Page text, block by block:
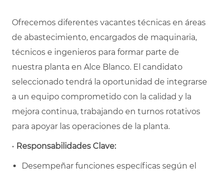
Ofrecemos diferentes vacantes técnicas en áreas
de abastecimiento, encargados de maquinaria,
técnicos e ingenieros para formar parte de
nuestra planta en Alce Blanco. El candidato
seleccionado tendrá la oportunidad de integrarse
a un equipo comprometido con la calidad y la
mejora continua, trabajando en turnos rotativos
para apoyar las operaciones de la planta.
• Responsabilidades Clave:
Desempeñar funciones específicas según el